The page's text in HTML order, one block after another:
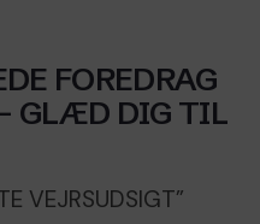
FOREDRAG
GLÆD DIG TIL
VEJRSUDSIGT”